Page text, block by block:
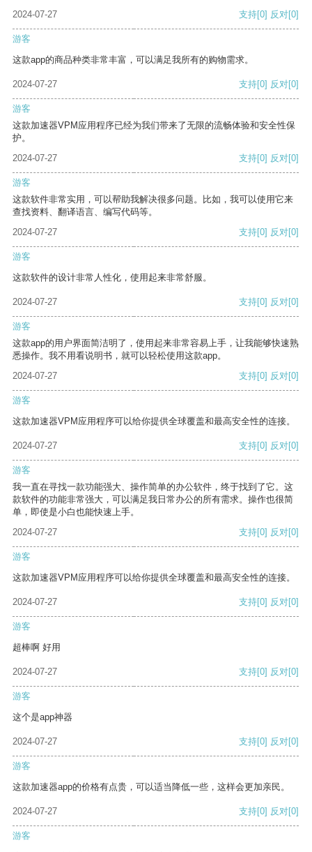
2024-07-27 支持[0] 反对[0]
游客
这款app的商品种类非常丰富，可以满足我所有的购物需求。
2024-07-27 支持[0] 反对[0]
游客
这款加速器VPM应用程序已经为我们带来了无限的流畅体验和安全性保
护。
2024-07-27
支持[0] 反对[0]
游客
这款软件非常实用，可以帮助我解决很多问题。比如，我可以使用它来
查找资料、翻译语言、编写代码等。
2024-07-27
支持[0] 反对[0]
游客
这款软件的设计非常人性化，使用起来非常舒服。
2024-07-27 支持[0] 反对[0]
游客
这款app的用户界面简洁明了，使用起来非常容易上手，让我能够快速熟
悉操作。我不用看说明书，就可以轻松使用这款app。
2024-07-27
支持[0] 反对[0]
游客
这款加速器VPM应用程序可以给你提供全球覆盖和最高安全性的连接。
2024-07-27 支持[0] 反对[0]
游客
我一直在寻找一款功能强大、操作简单的办公软件，终于找到了它。这
款软件的功能非常强大，可以满足我日常办公的所有需求。操作也很简
单，即使是小白也能快速上手。
2024-07-27
支持[0] 反对[0]
游客
这款加速器VPM应用程序可以给你提供全球覆盖和最高安全性的连接。
2024-07-27 支持[0] 反对[0]
游客
超棒啊 好用
2024-07-27 支持[0] 反对[0]
游客
这个是app神器
2024-07-27 支持[0] 反对[0]
游客
这款加速器app的价格有点贵，可以适当降低一些，这样会更加亲民。
2024-07-27 支持[0] 反对[0]
游客